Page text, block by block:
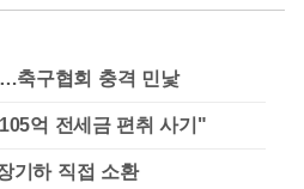
축구협회 충격 민낯
억 전세금 편취 사기"
기하 직접 소환